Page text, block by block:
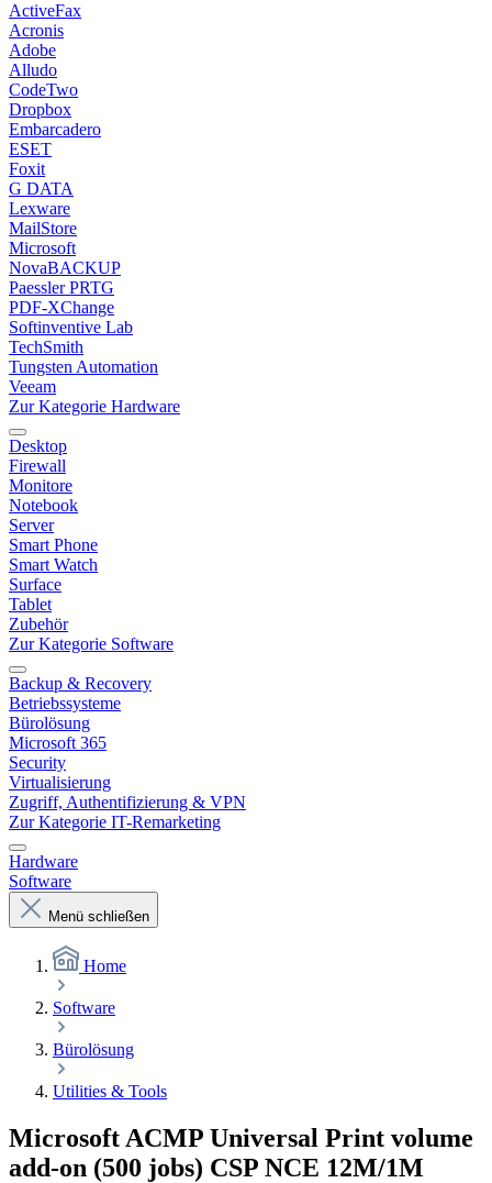
ActiveFax
Acronis
Adobe
Alludo
CodeTwo
Dropbox
Embarcadero
ESET
Foxit
G DATA
Lexware
MailStore
Microsoft
NovaBACKUP
Paessler PRTG
PDF-XChange
Softinventive Lab
TechSmith
Tungsten Automation
Veeam
Zur Kategorie Hardware
Desktop
Firewall
Monitore
Notebook
Server
Smart Phone
Smart Watch
Surface
Tablet
Zubehör
Zur Kategorie Software
Backup & Recovery
Betriebssysteme
Bürolösung
Microsoft 365
Security
Virtualisierung
Zugriff, Authentifizierung & VPN
Zur Kategorie IT-Remarketing
Hardware
Software
Menü schließen
Home
Software
Bürolösung
Utilities & Tools
Microsoft ACMP Universal Print volume
add-on (500 jobs) CSP NCE 12M/1M